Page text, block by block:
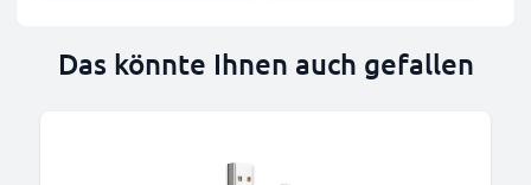
Das könnte Ihnen auch gefallen